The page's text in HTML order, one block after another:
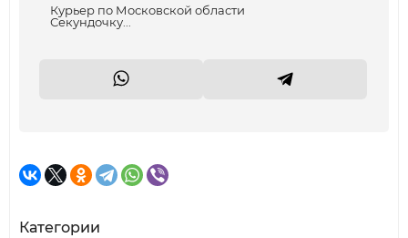
Курьер по Московской области
Секундочку...
Категории